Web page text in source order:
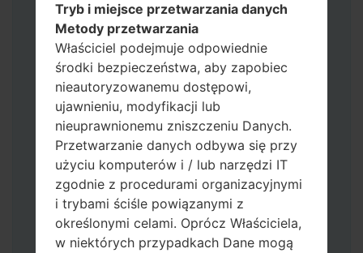
Instrukcje
Tryb i miejsce przetwarzania danych
Metody przetwarzania
Właściciel podejmuje odpowiednie
środki bezpieczeństwa, aby zapobiec
nieautoryzowanemu dostępowi,
ujawnieniu, modyfikacji lub
nieuprawnionemu zniszczeniu Danych.
Przetwarzanie danych odbywa się przy
użyciu komputerów i / lub narzędzi IT
zgodnie z procedurami organizacyjnymi
i trybami ściśle powiązanymi z
określonymi celami. Oprócz Właściciela,
w niektórych przypadkach Dane mogą